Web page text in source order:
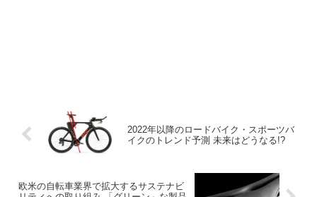
2022年以降のロードバイク・スポーツバ
イクのトレンド予測 未来はどうなる!?
欧米の自転車業界で拡大するサステナビ